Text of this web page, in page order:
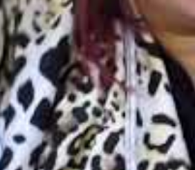
nytt sätt att bära dreads, som är flexibelt,